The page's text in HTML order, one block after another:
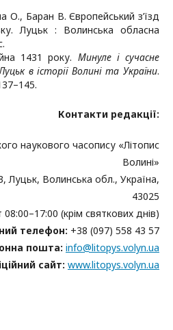
О., Баран В. Європейський з’їзд
Луцьк : Волинська обласна
1431 року. Минуле і сучасне
в історії Волині та України.
Контакти редакції:
наукового часопису «Літопис
Волині»
Луцьк, Волинська обл., Україна,
43025
(крім святкових днів)
телефон: +38 (097) 558 43 57
пошта: info@litopys.volyn.ua
сайт: www.litopys.volyn.ua